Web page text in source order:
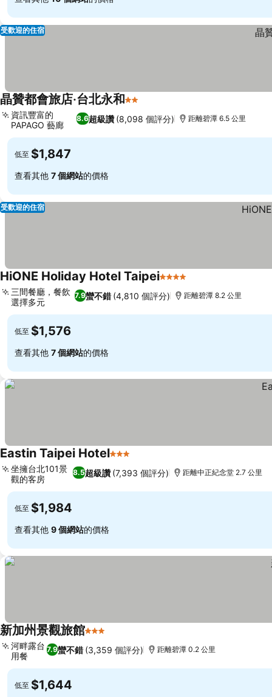
受歡迎的住宿
晶贊都會旅店‧台北永和2 星級
8.6超級讚 (8,098 個評分)
資訊豐富的
PAPAGO 藝廊
距離碧潭 6.5 公里
低至 $1,847
查看其他 7 個網站的價格
受歡迎的住宿
HiONE Holiday Hotel Taipei4 星級
7.9蠻不錯 (4,810 個評分)
三間餐廳，餐飲
選擇多元
距離碧潭 8.2 公里
低至 $1,576
查看其他 7 個網站的價格
Eastin Taipei Hotel3 星級
8.5超級讚 (7,393 個評分)
坐擁台北101景
觀的客房
距離中正紀念堂 2.7 公里
低至 $1,984
查看其他 9 個網站的價格
新加州景觀旅館3 星級
7.9蠻不錯 (3,359 個評分)
河畔露台
用餐
距離碧潭 0.2 公里
低至 $1,644